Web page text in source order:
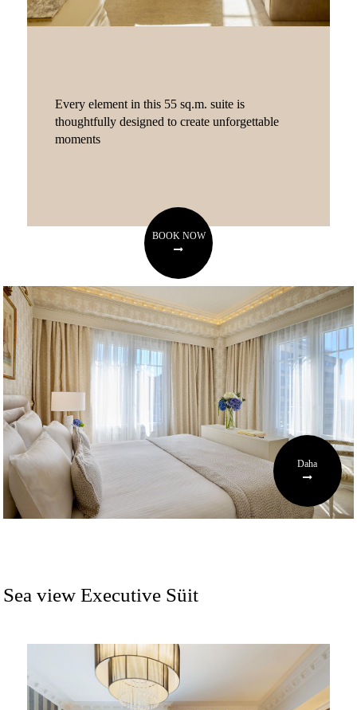
Every element in this 55 sq.m. suite is
thoughtfully designed to create unforgettable
moments
BOOK NOW
Daha
Sea view Executive Süit